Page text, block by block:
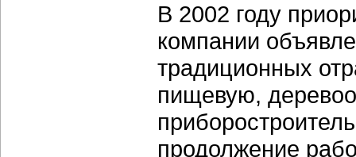
В 2002 году
компании
традиционных
пищевую,
продолжение